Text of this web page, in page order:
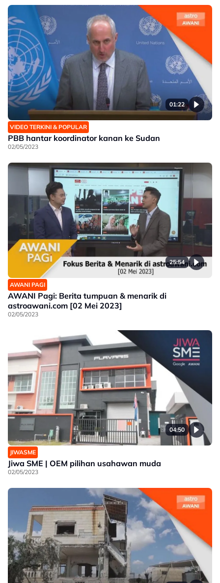
01:22
VIDEO TERKINI & POPULAR
PBB hantar koordinator kanan ke Sudan
02/05/2023
25:54
AWANI PAGI
AWANI Pagi: Berita tumpuan & menarik di
astroawani.com [02 Mei 2023]
02/05/2023
04:50
JIWASME
Jiwa SME | OEM pilihan usahawan muda
02/05/2023